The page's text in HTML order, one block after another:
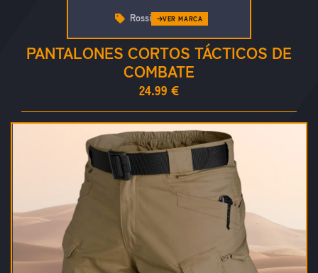
PANTALONES CORTOS TÁCTICOS DE
COMBATE
24.99 €
Rossi VER MARCA